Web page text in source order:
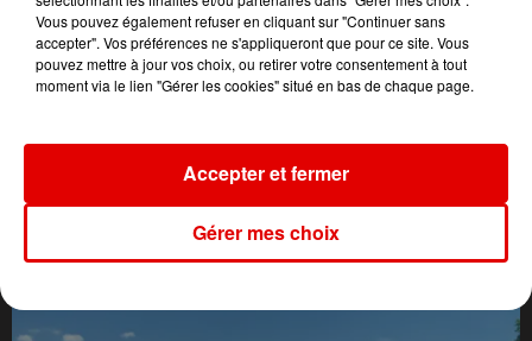
L'ACTU DES ARDENNES
Vous pouvez également refuser en cliquant sur "Continuer sans
accepter". Vos préférences ne s'appliqueront que pour ce site. Vous
pouvez mettre à jour vos choix, ou retirer votre consentement à tout
moment via le lien "Gérer les cookies" situé en bas de chaque page.
Gérer mes choix
Accepter et fermer